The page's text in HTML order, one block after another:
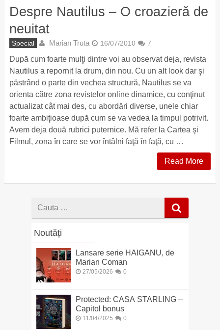
Despre Nautilus – O croazieră de
neuitat
Special Marian Truta 16/07/2010 7
După cum foarte mulţi dintre voi au observat deja, revista
Nautilus a repornit la drum, din nou. Cu un alt look dar şi
păstrând o parte din vechea structură, Nautilus se va
orienta către zona revistelor online dinamice, cu conţinut
actualizat cât mai des, cu abordări diverse, unele chiar
foarte ambiţioase după cum se va vedea la timpul potrivit.
Avem deja două rubrici puternice. Mă refer la Cartea şi
Filmul, zona în care se vor întâlni faţă în faţă, cu …
Read More
Cauta
Noutăți
Lansare serie HAIGANU, de
Marian Coman
27/05/2026 0
Protected: CASA STARLING –
Capitol bonus
11/04/2025 0